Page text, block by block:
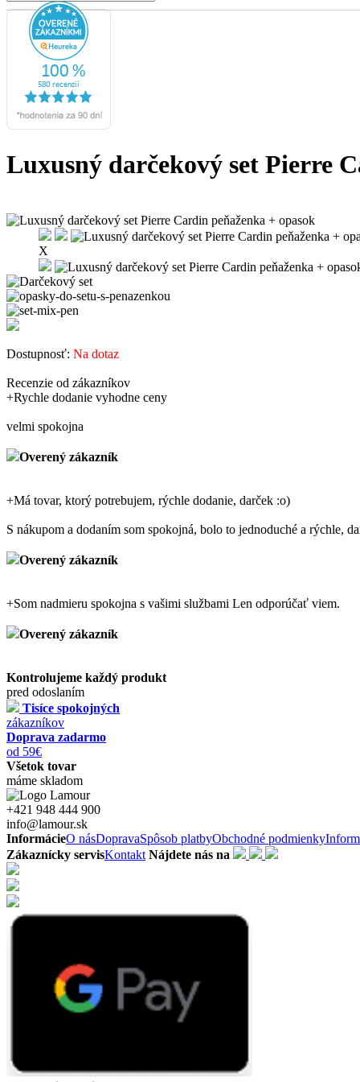
Luxusný darčekový set Pierre
X
Dostupnosť: Na dotaz
Recenzie od zákazníkov
+Rychle dodanie vyhodne ceny
velmi spokojna
Overený zákazník
+Má tovar, ktorý potrebujem, rýchle dodanie, darček :o)
S nákupom a dodaním som spokojná, bolo to jednoduché a rýchle,
Overený zákazník
+Som nadmieru spokojna s vašimi službami Len odporúčať viem.
Overený zákazník
Kontrolujeme každý produkt
pred odoslaním
Tisíce spokojných
zákazníkov
Doprava zadarmo
od 59€
Všetok tovar
máme skladom
+421 948 444 900
info@lamour.sk
InformácieO násDopravaSpôsob platbyObchodné podmienky
Zákaznícky servisKontakt Nájdete nás na